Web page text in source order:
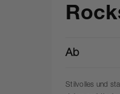
Ab
Stilvolles und